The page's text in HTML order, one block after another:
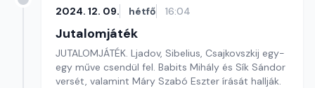
2024. 12. 09. hétfő 16:04
Jutalomjáték
JUTALOMJÁTÉK. Ljadov, Sibelius, Csajkovszkij egy-
egy műve csendül fel. Babits Mihály és Sík Sándor
versét, valamint Máry Szabó Eszter írását hallják.